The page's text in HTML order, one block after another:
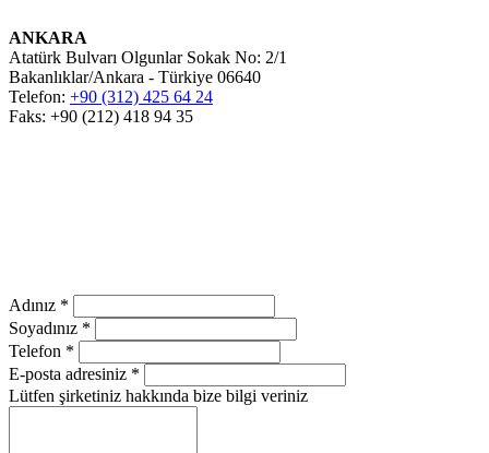
ANKARA
Atatürk Bulvarı Olgunlar Sokak No: 2/1
Bakanlıklar/Ankara - Türkiye 06640
Telefon: +90 (312) 425 64 24
Faks: +90 (212) 418 94 35
Adınız *
Soyadınız *
Telefon *
E-posta adresiniz *
Lütfen şirketiniz hakkında bize bilgi veriniz